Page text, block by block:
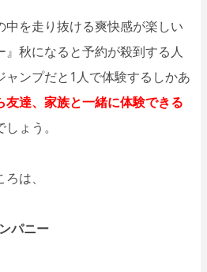
を走り抜ける爽快感が楽しい
秋になると予約が殺到する人
ンプだと1人で体験するしかあ
友達、家族と一緒に体験できる
ょう。
は、
パニー